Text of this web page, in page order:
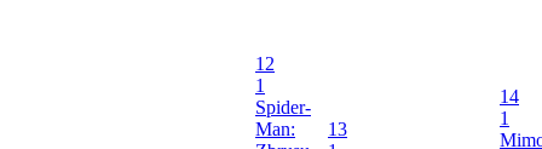
12
1
Spider-
Man:
13
14
1